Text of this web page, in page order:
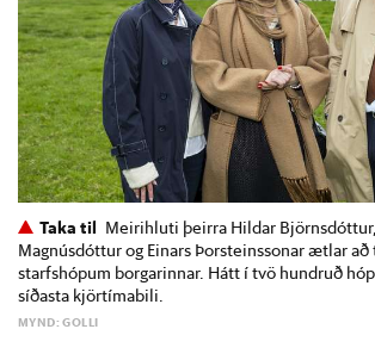
Taka til Meirihluti þeirra Hildar
Magnúsdóttur og Einars Þorsteinssonar ætlar
starfshópum borgarinnar. Hátt í tvö hundruð
síðasta kjörtímabili.
MYND: GOLLI